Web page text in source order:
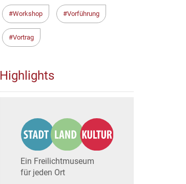
Workshop Vorführung
Vortrag
Highlights
Ein Freilichtmuseum
für jeden Ort